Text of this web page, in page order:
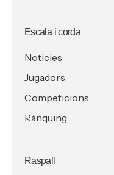
Escala i corda
Noticies
Jugadors
Competicions
Rànquing
Raspall